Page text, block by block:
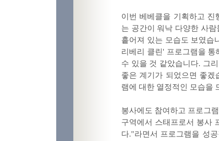
이번 베베클을 기획하고 진
는 공간이 워낙 다양한 사
흩어져 있는 모습도 보였습
리베리 클린' 프로그램을
수 있을 것 같았습니다. 그
좋은 계기가 되었으면 좋
램에 대한 열정적인 모습을
봉사에도 참여하고 프로그
구역에서 스태프로서 봉사
다."라면서 프로그램을 성